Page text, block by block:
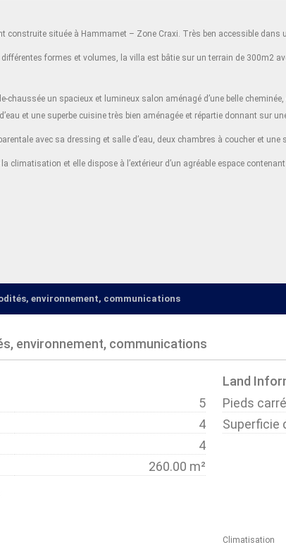
construite située à Hammamet – Zone Craxi. Très ben accessible dans
différentes formes et volumes, la villa est bâtie sur un terrain de 300m2
chaussée un spacieux et lumineux salon aménagé d’une belle
et une superbe cuisine très bien aménagée et répartie donnant sur
avec sa dressing et salle d’eau, deux chambres à coucher et une
climatisation et elle dispose à l’extérieur d’un agréable espace
environnement, communications
environnement, communications
5
4
4
260.00 m²
Land
Pieds
Superficie
Climatisation